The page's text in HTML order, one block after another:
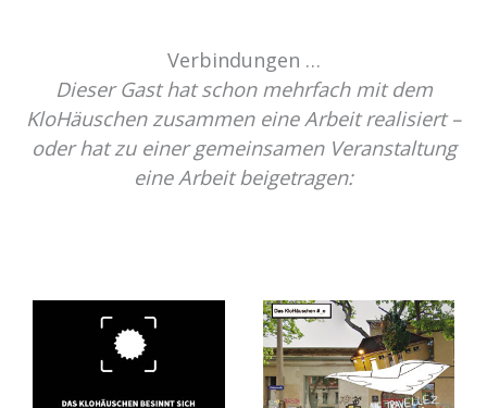
Verbindungen …
Dieser Gast hat schon mehrfach mit dem
KloHäuschen zusammen eine Arbeit realisiert –
oder hat zu einer gemeinsamen Veranstaltung
eine Arbeit beigetragen: